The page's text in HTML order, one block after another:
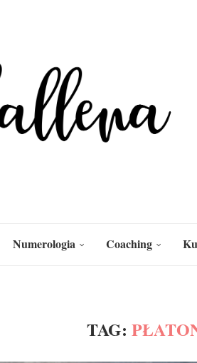
Numerologia Coaching
TAG: